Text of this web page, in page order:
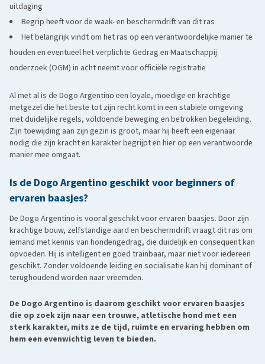
uitdaging
Begrip heeft voor de waak- en beschermdrift van dit ras
Het belangrijk vindt om het ras op een verantwoordelijke manier te
houden en eventueel het verplichte Gedrag en Maatschappij
onderzoek (OGM) in acht neemt voor officiële registratie
Al met al is de Dogo Argentino een loyale, moedige en krachtige
metgezel die het beste tot zijn recht komt in een stabiele omgeving
met duidelijke regels, voldoende beweging en betrokken begeleiding.
Zijn toewijding aan zijn gezin is groot, maar hij heeft een eigenaar
nodig die zijn kracht en karakter begrijpt en hier op een verantwoorde
manier mee omgaat.
Is de Dogo Argentino geschikt voor beginners of
ervaren baasjes?
De Dogo Argentino is vooral geschikt voor ervaren baasjes. Door zijn
krachtige bouw, zelfstandige aard en beschermdrift vraagt dit ras om
iemand met kennis van hondengedrag, die duidelijk en consequent kan
opvoeden. Hij is intelligent en goed trainbaar, maar niet voor iedereen
geschikt. Zonder voldoende leiding en socialisatie kan hij dominant of
terughoudend worden naar vreemden.
De Dogo Argentino is daarom geschikt voor ervaren baasjes
die op zoek zijn naar een trouwe, atletische hond met een
sterk karakter, mits ze de tijd, ruimte en ervaring hebben om
hem een evenwichtig leven te bieden.